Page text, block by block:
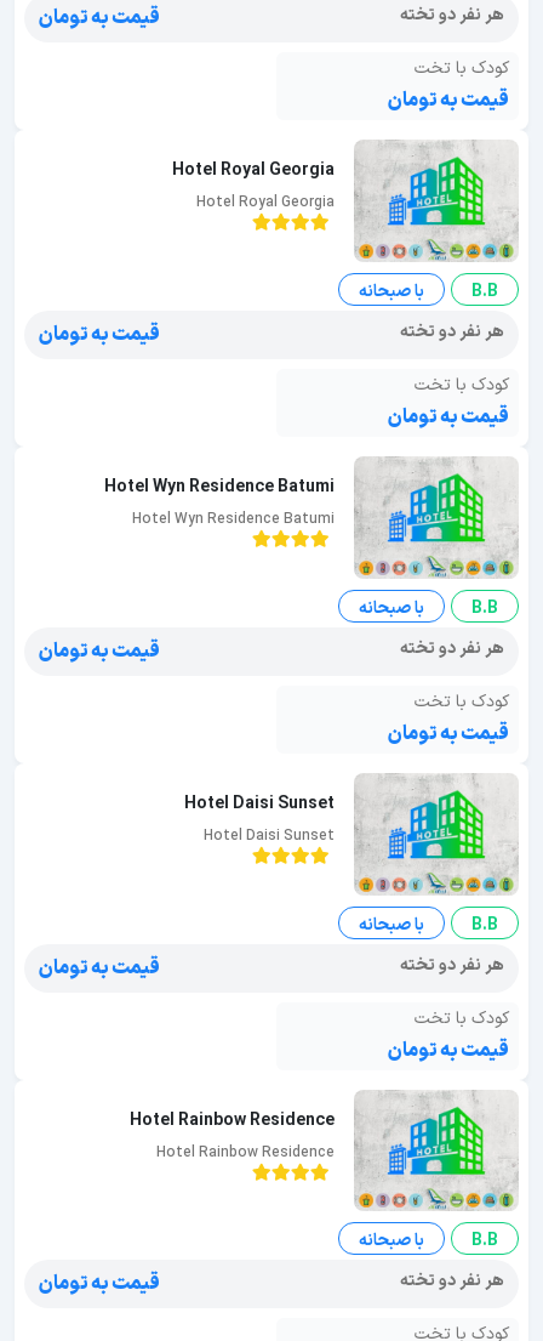
هر نفر دو تخته
قیمت به تومان
کودک با تخت
قیمت به تومان
Hotel Royal Georgia
Hotel Royal Georgia
B.B
با صبحانه
هر نفر دو تخته
قیمت به تومان
کودک با تخت
قیمت به تومان
Hotel Wyn Residence Batumi
Hotel Wyn Residence Batumi
B.B
با صبحانه
هر نفر دو تخته
قیمت به تومان
کودک با تخت
قیمت به تومان
Hotel Daisi Sunset
Hotel Daisi Sunset
B.B
با صبحانه
هر نفر دو تخته
قیمت به تومان
کودک با تخت
قیمت به تومان
Hotel Rainbow Residence
Hotel Rainbow Residence
B.B
با صبحانه
هر نفر دو تخته
قیمت به تومان
کودک با تخت